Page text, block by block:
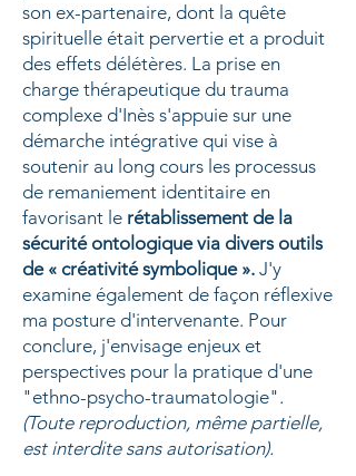
son ex-partenaire, dont la quête
spirituelle était pervertie et a produit
des effets délétères. La prise en
charge thérapeutique du trauma
complexe d'Inès s'appuie sur une
démarche intégrative qui vise à
soutenir au long cours les processus
de remaniement identitaire en
favorisant le rétablissement de la
sécurité ontologique via divers outils
de « créativité symbolique ». J'y
examine également de façon réflexive
ma posture d'intervenante. Pour
conclure, j'envisage enjeux et
perspectives pour la pratique d'une
"ethno-psycho-traumatologie".
(Toute reproduction, même partielle,
est interdite sans autorisation).